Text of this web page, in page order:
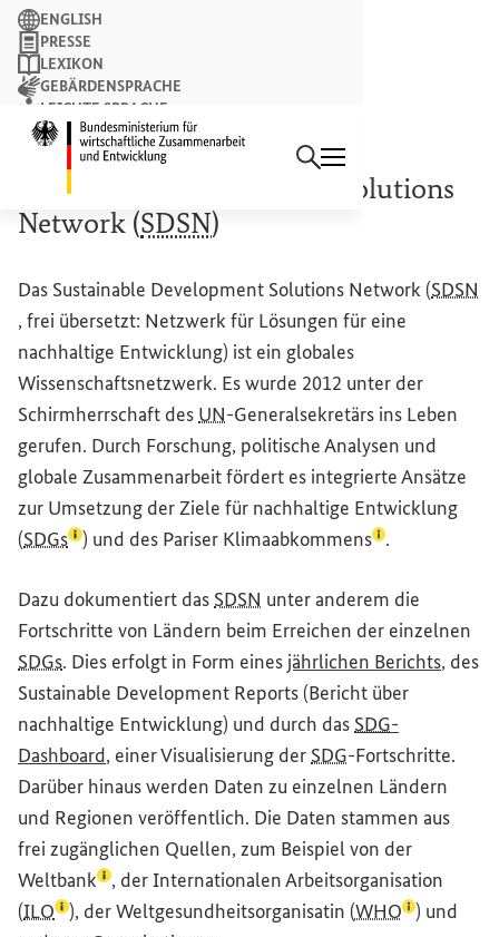
Suchbegriff
Suchen
ENGLISH
PRESSE
LEXIKON
GEBÄRDENSPRACHE
LEICHTE SPRACHE
NEWSLETTER
Sustainable Development Solutions
Network (SDSN)
Das Sustainable Development Solutions Network (SDSN
, frei übersetzt: Netzwerk für Lösungen für eine
nachhaltige Entwicklung) ist ein globales
Wissenschaftsnetzwerk. Es wurde 2012 unter der
Schirmherrschaft des UN-Generalsekretärs ins Leben
gerufen. Durch Forschung, politische Analysen und
globale Zusammenarbeit fördert es integrierte Ansätze
zur Umsetzung der Ziele für nachhaltige Entwicklung
(SDGs(Lexikon-Eintrag zum Begriff aufrufen)
) und des Pariser Klimaabkommens(Lexikon-
.
Dazu dokumentiert das SDSN unter anderem die
Fortschritte von Ländern beim Erreichen der einzelnen
SDGs. Dies erfolgt in Form eines jährlichen Berichts, des
Sustainable Development Reports (Bericht über
nachhaltige Entwicklung) und durch das SDG-
Dashboard(Externer Link)
, einer Visualisierung der SDG-Fortschritte.
Darüber hinaus werden Daten zu einzelnen Ländern
und Regionen veröffentlich. Die Daten stammen aus
frei zugänglichen Quellen, zum Beispiel von der
Weltbank(Lexikon-Eintrag zum Begriff aufrufen)
, der Internationalen Arbeitsorganisation
(ILO(Lexikon-Eintrag zum Begriff aufrufen)
), der Weltgesundheitsorganisatin (WHO(Lexikon-
) und